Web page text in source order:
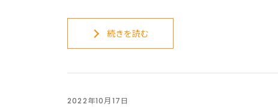
続きを読む
2022年10月17日